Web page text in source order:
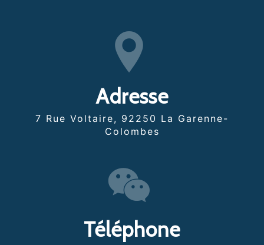
Adresse
7 Rue Voltaire, 92250 La Garenne-
Colombes
Téléphone